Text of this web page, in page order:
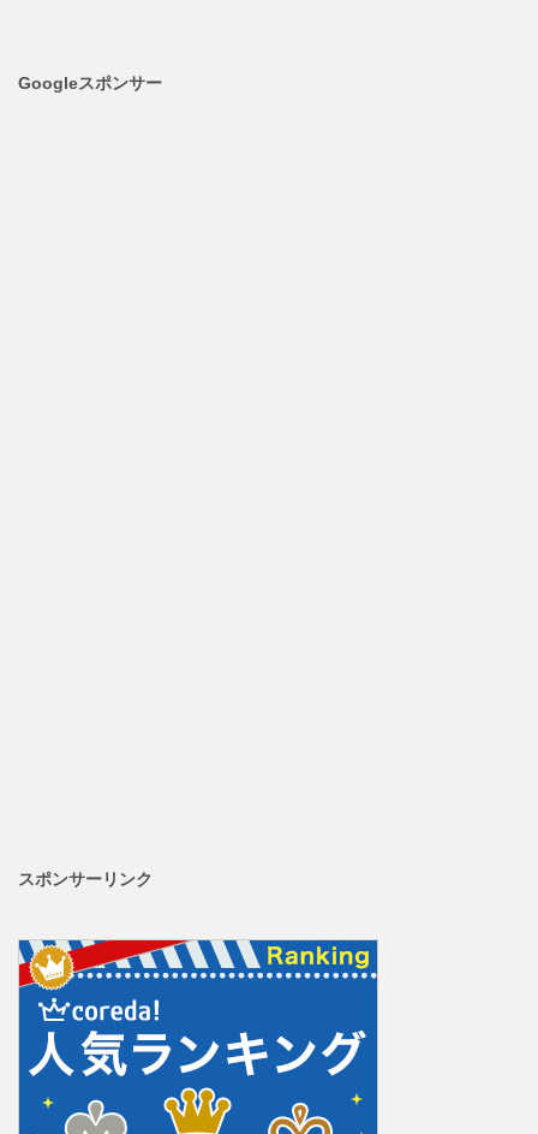
Googleスポンサー
スポンサーリンク